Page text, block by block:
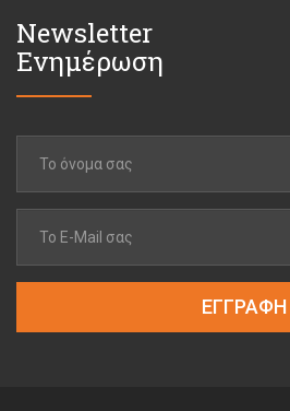
Newsletter
Ενημέρωση
ΕΓΓΡΑΦΗ